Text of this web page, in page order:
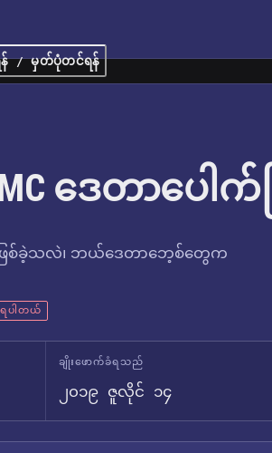
န် / မှတ်ပုံတင်ရန်
ဒေတာပေါ
ြစ်ခဲ့သလဲ၊ ဘယ်ဒေတာဘေ့စ်တွေက
ရပါတယ်
ချိုးဖောက်ခံရသည်
၂၀၁၉ ဇူလိုင် ၁၄